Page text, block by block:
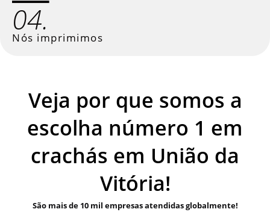
04.
Nós imprimimos
Veja por que somos a
escolha número 1 em
crachás em União da
Vitória!
São mais de 10 mil empresas atendidas globalmente!